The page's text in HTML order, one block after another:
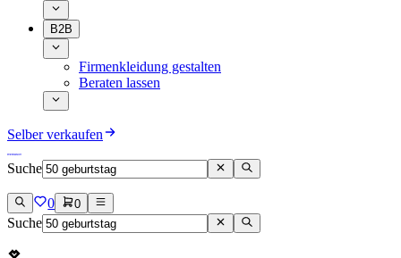
B2B
Firmenkleidung gestalten
Beraten lassen
Selber verkaufen
Suche
0 0
Suche